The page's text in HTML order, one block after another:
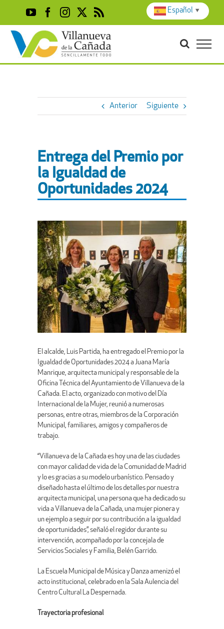
content
YouTubeFacebook
Instagram
X Rss
Anterior Siguiente
Entrega del Premio por
la Igualdad de
Oportunidades 2024
El alcalde, Luis Partida, ha entregado el Premio por la
Igualdad de Oportunidades 2024 a Juana María
Manrique, arquitecta municipal y responsable de la
Oficina Técnica del Ayuntamiento de Villanueva de la
Cañada. El acto, organizado con motivo del Día
Internacional de la Mujer, reunió a numerosas
personas, entre otras, miembros de la Corporación
Municipal, familiares, amigos y compañeros de
trabajo.
“Villanueva de la Cañada es hoy una de las ciudades
con mayor calidad de vida de la Comunidad de Madrid
y lo es gracias a su modelo urbanístico. Pensado y
diseñado hasta el último de los detalles por nuestra
arquitecta municipal, una persona que ha dedicado su
vida a Villanueva de la Cañada, una mujer pionera y
un ejemplo a seguir por su contribución a la igualdad
de oportunidades”, señaló el regidor durante su
intervención, acompañado por la concejala de
Servicios Sociales y Familia, Belén Garrido.
La Escuela Municipal de Música y Danza amenizó el
acto institucional, celebrado en la Sala Aulencia del
Centro Cultural La Despernada.
Trayectoria profesional
Español ▼